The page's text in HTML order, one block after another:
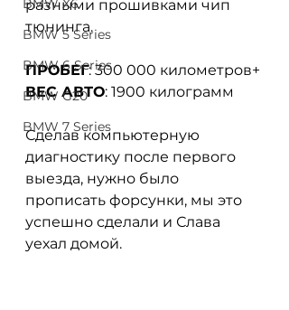
BMW X6
BMW 5 Series
BMW 6 Series
BMW G20
BMW 7 Series
разными прошивками чип
тюнинга.
ПРОБЕГ: 300 000 километров+
ВЕС АВТО: 1900 килограмм
Сделав компьютерную
диагностику после первого
выезда, нужно было
прописать форсунки, мы это
успешно сделали и Слава
уехал домой.